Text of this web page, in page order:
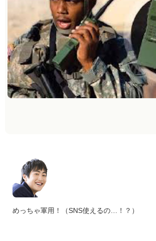
めっちゃ軍用！（SNS使えるの…！？）